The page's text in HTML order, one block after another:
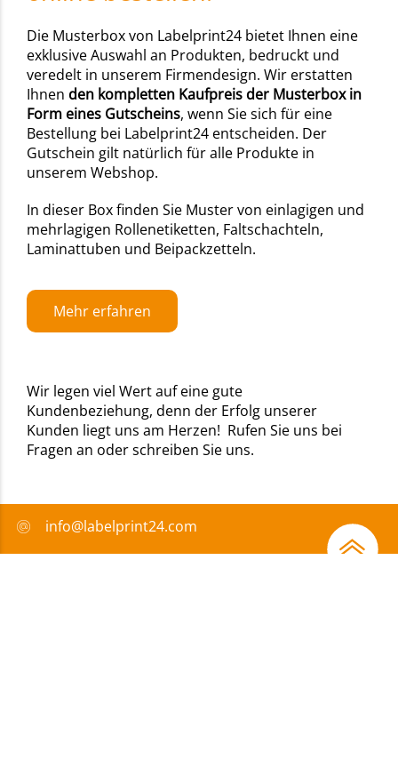
Die Musterbox von Labelprint24 bietet Ihnen eine
exklusive Auswahl an Produkten, bedruckt und
veredelt in unserem Firmendesign. Wir erstatten
Ihnen den kompletten Kaufpreis der Musterbox in
Form eines Gutscheins, wenn Sie sich für eine
Bestellung bei Labelprint24 entscheiden. Der
Gutschein gilt natürlich für alle Produkte in
unserem Webshop.
In dieser Box finden Sie Muster von einlagigen und
mehrlagigen Rollenetiketten, Faltschachteln,
Laminattuben und Beipackzetteln.
Mehr erfahren
Wir legen viel Wert auf eine gute
Kundenbeziehung, denn der Erfolg unserer
Kunden liegt uns am Herzen! Rufen Sie uns bei
Fragen an oder schreiben Sie uns.
info@labelprint24.com